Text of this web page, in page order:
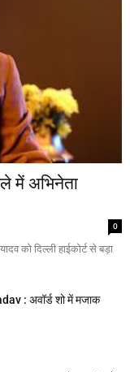
में अभिनेता
0
को दिल्ली हाईकोर्ट से बड़ा
: अवॉर्ड शो में मजाक